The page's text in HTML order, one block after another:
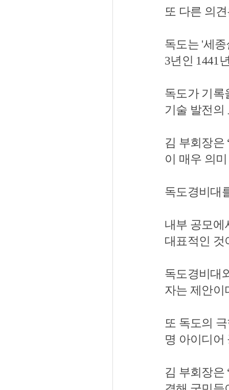
또 다른 의
독도는 '세
3년인 1441
독도가 기록
기술 발전의
김 부회장은
이 매우 의
독도경비대
내부 공모에
대표적인 것
독도경비대
자는 제안이
또 독도의
명 아이디어
김 부회장은